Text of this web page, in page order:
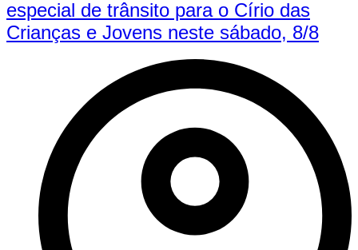
especial de trânsito para o Círio das
Crianças e Jovens neste sábado, 8/8